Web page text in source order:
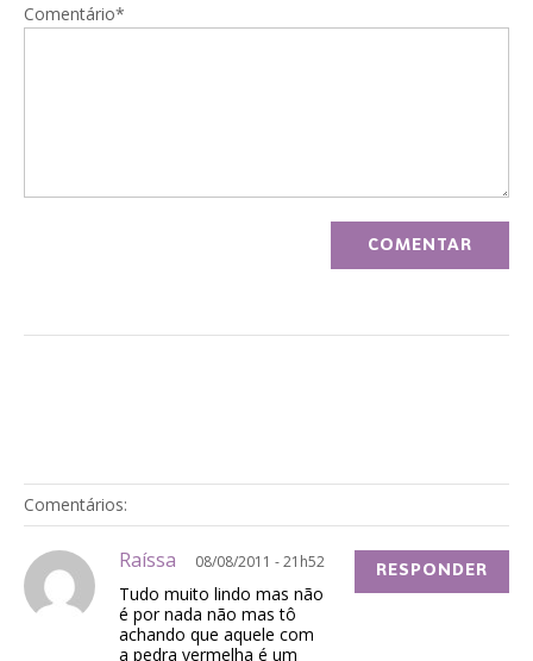
Comentário*
Comentários:
Raíssa 08/08/2011 - 21h52
Tudo muito lindo mas não
é por nada não mas tô
achando que aquele com
a pedra vermelha é um
RESPONDER